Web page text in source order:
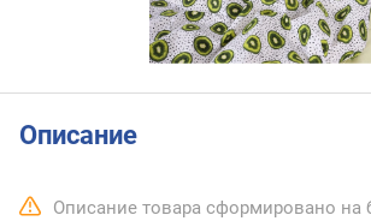
Описание
Описание товара сформировано на